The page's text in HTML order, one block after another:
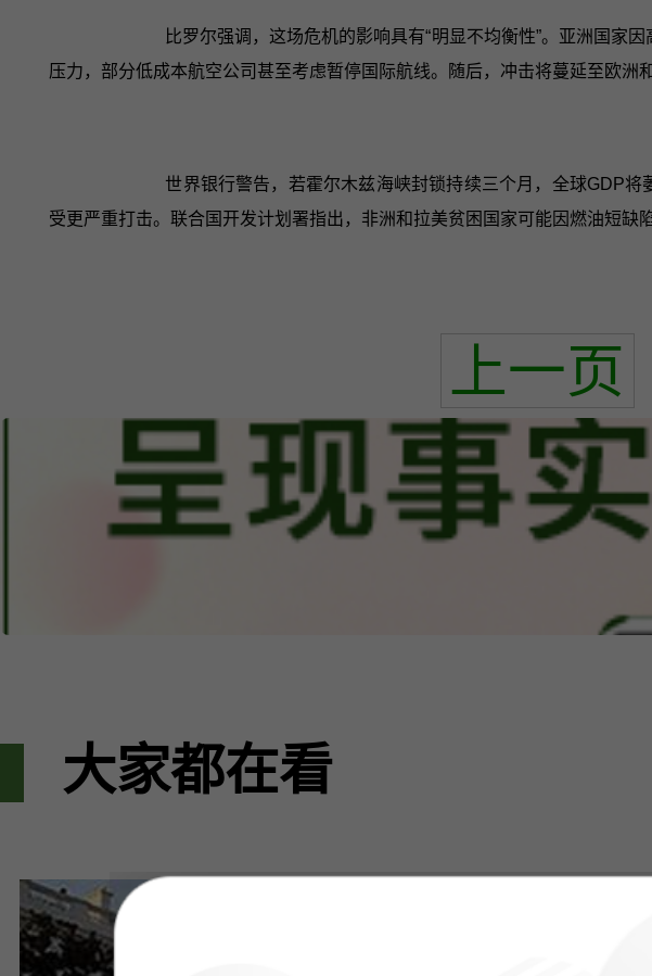
比罗尔强调，这场危机的影响具有“明显不均衡性”。亚洲国家
压力，部分低成本航空公司甚至考虑暂停国际航线。随后，冲击将蔓延至欧洲
世界银行警告，若霍尔木兹海峡封锁持续三个月，全球GDP
受更严重打击。联合国开发计划署指出，非洲和拉美贫困国家可能因燃油短缺
上一页
大家都在看